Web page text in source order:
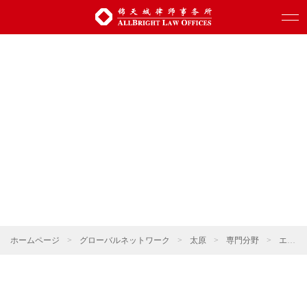
ホームページ > グローバルネットワーク > 太原 > 専門分野 > エネルギー・資源・環境保護